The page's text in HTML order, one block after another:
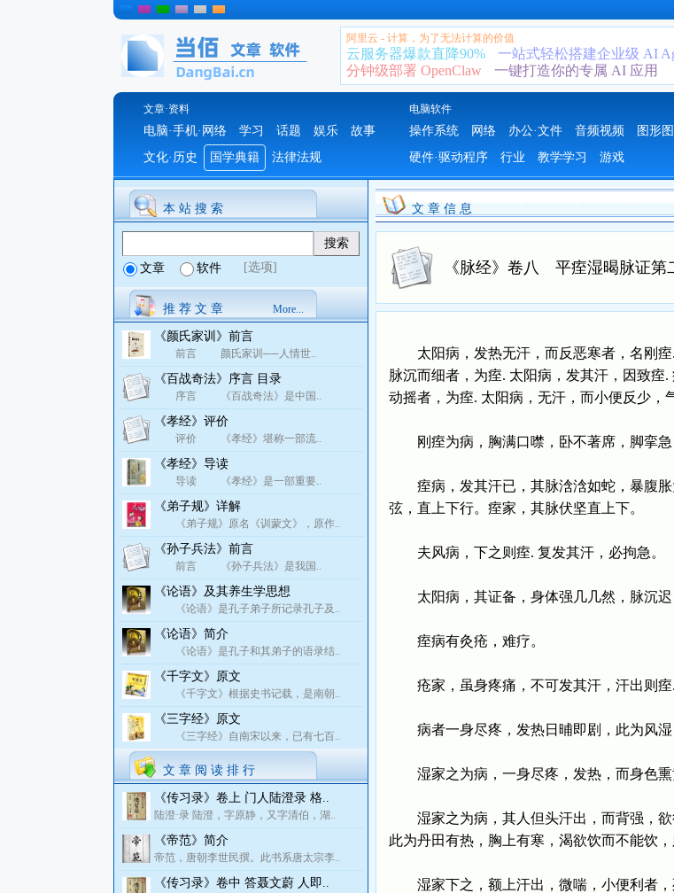
阿里云 - 计算，为了无法计算的价值
云服务器爆款直降90%
一站式轻松搭建企业级 AI
分钟级部署 OpenClaw
一键打造你的专属 AI 应用
文章·资料 电脑软件
电脑·手机·网络 学习 话题 娱乐
故事
文化·历史
国学典籍 法律法规
操作系统 网络 办公·文件 音频视频 图形
硬件·驱动程序
行业 教学学习 游戏
本 站 搜 索
文章 软件 [选项]
推 荐 文 章 More...
《颜氏家训》前言
前言 颜氏家训──人情世..
《百战奇法》序言 目录
序言 《百战奇法》是中国..
《孝经》评价
评价 《孝经》堪称一部流..
《孝经》导读
导读 《孝经》是一部重要..
《弟子规》详解
《弟子规》原名《训蒙文》，原作..
《孙子兵法》前言
前言 《孙子兵法》是我国..
《论语》及其养生学思想
《论语》是孔子弟子所记录孔子及..
《论语》简介
《论语》是孔子和其弟子的语录结..
《千字文》原文
《千字文》根据史书记载，是南朝..
《三字经》原文
《三字经》自南宋以来，已有七百..
文 章 阅 读 排 行
《传习录》卷上 门人陆澄录 格..
陆澄·录 陆澄，字原静，又字清伯，湖..
《帝范》简介
帝范，唐朝李世民撰。此书系唐太宗李..
《传习录》卷中 答聂文蔚 人即..
文 章 信 息
《脉经》卷八 平痓湿暍脉证第
太阳病，发热无汗，而反恶寒者，名刚痓.
脉沉而细者，为痓. 太阳病，发其汗，因致
动摇者，为痓. 太阳病，无汗，而小便反少，
刚痓为病，胸满口噤，卧不著席，脚挛急
痓病，发其汗已，其脉浛浛如蛇，暴腹胀
弦，直上下行。痓家，其脉伏坚直上下。
夫风病，下之则痓. 复发其汗，必拘急。
太阳病，其证备，身体强几几然，脉沉迟
痓病有灸疮，难疗。
疮家，虽身疼痛，不可发其汗，汗出则痓.
病者一身尽疼，发热日晡即剧，此为风湿
湿家之为病，一身尽疼，发热，而身色熏
湿家之为病，其人但头汗出，而背强，欲
此为丹田有热，胸上有寒，渴欲饮而不能饮，
湿家下之，额上汗出，微喘，小便利者，